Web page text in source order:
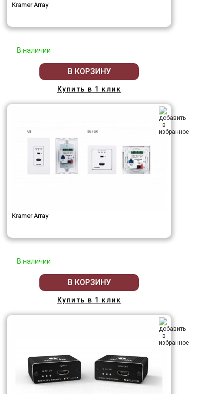
Kramer Array
В наличии
В КОРЗИНУ
Купить в 1 клик
Kramer Array
В наличии
В КОРЗИНУ
Купить в 1 клик